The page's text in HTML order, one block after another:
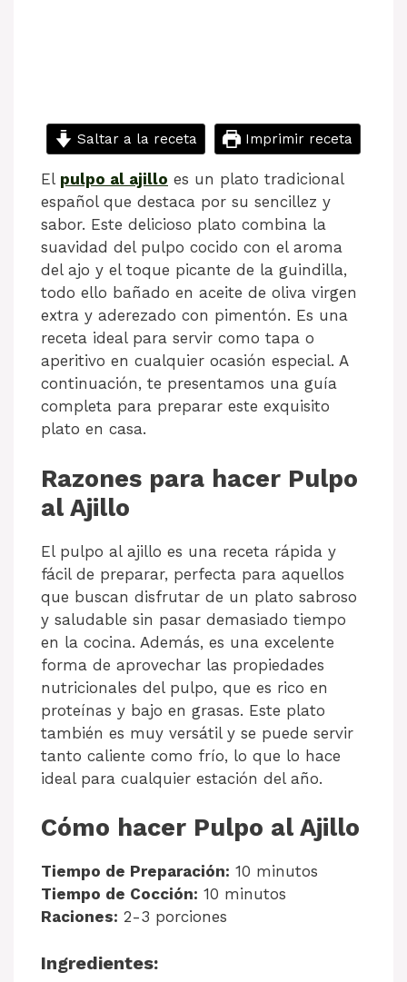
Saltar a la receta Imprimir receta
El pulpo al ajillo es un plato tradicional
español que destaca por su sencillez y
sabor. Este delicioso plato combina la
suavidad del pulpo cocido con el aroma
del ajo y el toque picante de la guindilla,
todo ello bañado en aceite de oliva virgen
extra y aderezado con pimentón. Es una
receta ideal para servir como tapa o
aperitivo en cualquier ocasión especial. A
continuación, te presentamos una guía
completa para preparar este exquisito
plato en casa.
Razones para hacer Pulpo
al Ajillo
El pulpo al ajillo es una receta rápida y
fácil de preparar, perfecta para aquellos
que buscan disfrutar de un plato sabroso
y saludable sin pasar demasiado tiempo
en la cocina. Además, es una excelente
forma de aprovechar las propiedades
nutricionales del pulpo, que es rico en
proteínas y bajo en grasas. Este plato
también es muy versátil y se puede servir
tanto caliente como frío, lo que lo hace
ideal para cualquier estación del año.
Cómo hacer Pulpo al Ajillo
Tiempo de Preparación: 10 minutos
Tiempo de Cocción: 10 minutos
Raciones: 2-3 porciones
Ingredientes: